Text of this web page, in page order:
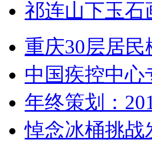
祁连山下玉石
重庆30层居
中国疾控中心
年终策划：
悼念冰桶挑战